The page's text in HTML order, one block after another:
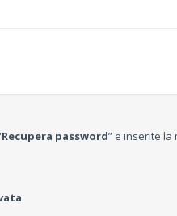
Recupera password” e inserite la
.